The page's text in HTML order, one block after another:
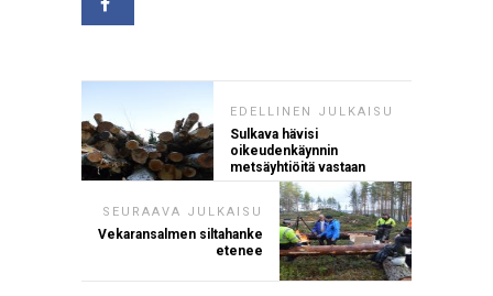
EDELLINEN JULKAISU
Sulkava hävisi
oikeudenkäynnin
metsäyhtiöitä vastaan
SEURAAVA JULKAISU
Vekaransalmen siltahanke
etenee